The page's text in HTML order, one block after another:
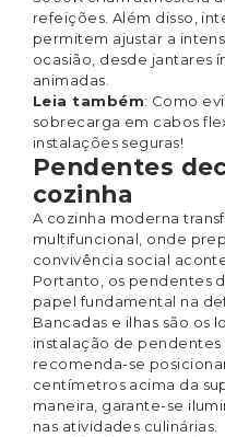
refeições. Além disso,
permitem ajustar a
ocasião, desde jantares
animadas.
Leia também: Como
sobrecarga em cabos
instalações seguras!
Pendentes
cozinha
A cozinha moderna
multifuncional, onde
convivência social
Portanto, os pendentes
papel fundamental na
Bancadas e ilhas são os
instalação de pendentes
recomenda-se
centímetros acima da
maneira, garante-se
nas atividades culinárias.